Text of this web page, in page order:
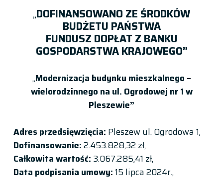
„DOFINANSOWANO ZE ŚRODKÓW
BUDŻETU PAŃSTWA
FUNDUSZ DOPŁAT Z BANKU
GOSPODARSTWA KRAJOWEGO”
„Modernizacja budynku mieszkalnego –
wielorodzinnego na ul. Ogrodowej nr 1 w
Pleszewie”
Adres przedsięwzięcia: Pleszew ul. Ogrodowa 1,
Dofinansowanie:2.453.828,32 zł,
Całkowita wartość: 3.067.285,41 zł,
Data podpisania umowy:15 lipca 2024r.,